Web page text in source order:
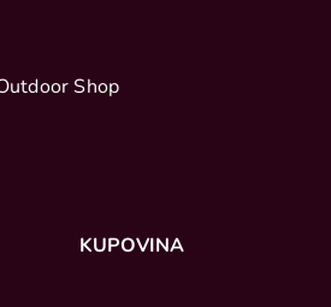
Shop
KUPOVINA